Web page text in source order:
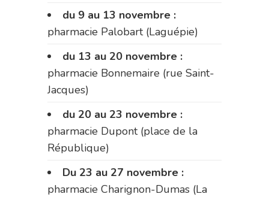
du 9 au 13 novembre :
pharmacie Palobart (Laguépie)
du 13 au 20 novembre :
pharmacie Bonnemaire (rue Saint-
Jacques)
du 20 au 23 novembre :
pharmacie Dupont (place de la
République)
Du 23 au 27 novembre :
pharmacie Charignon-Dumas (La